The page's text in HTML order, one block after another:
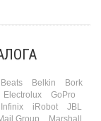
— потому что он
Beats Belkin
Bork
Electrolux
GoPro
Infinix iRobot
JBL